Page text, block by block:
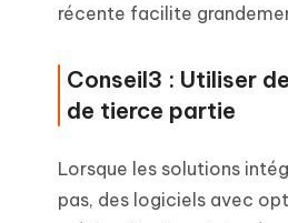
récente facilite
Conseil3 : Utiliser
de tierce partie
Lorsque les solutions
pas, des logiciels avec